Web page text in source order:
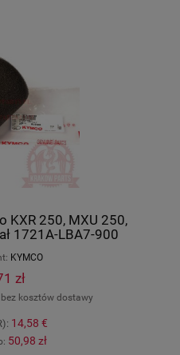
KXR 250, MXU 250,
1721A-LBA7-900
KYMCO
zł
bez kosztów dostawy
14,58 €
50,98 zł